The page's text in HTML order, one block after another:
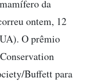
da
ontem, 12
O prêmio
Buffett para